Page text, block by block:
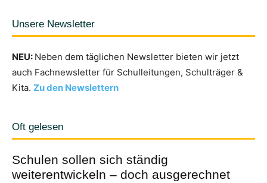
Unsere Newsletter
NEU: Neben dem täglichen Newsletter bieten wir jetzt
auch Fachnewsletter für Schulleitungen, Schulträger &
Kita. Zu den Newslettern
Oft gelesen
Schulen sollen sich ständig
weiterentwickeln – doch ausgerechnet